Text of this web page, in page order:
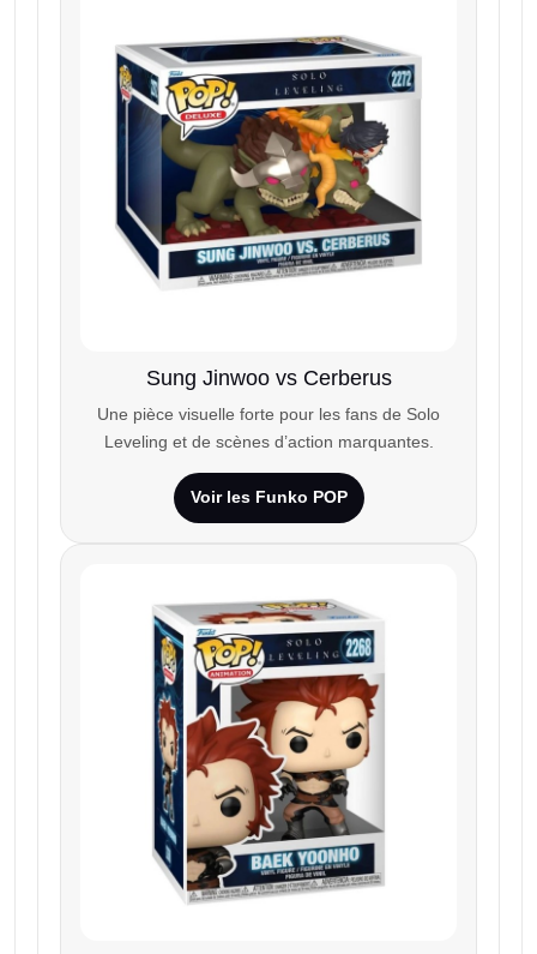
Sung Jinwoo vs Cerberus
Une pièce visuelle forte pour les fans de Solo
Leveling et de scènes d’action marquantes.
Voir les Funko POP